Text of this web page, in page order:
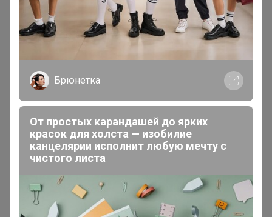
Брюнетка
От простых карандашей до ярких
красок для холста — изобилие
канцелярии исполнит любую мечту с
чистого листа